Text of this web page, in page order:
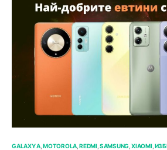
GALAXY A MOTOROLA REDMI SAMSUNG XIAOMI